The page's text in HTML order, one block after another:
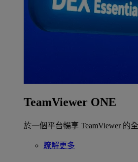
TeamViewer ONE
於一個平台暢享 TeamViewer 的
瞭解更多